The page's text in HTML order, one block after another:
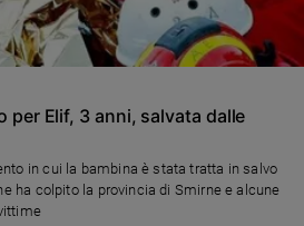
per Elif, 3 anni, salvata dalle
in cui la bambina è stata tratta in salvo
ha colpito la provincia di Smirne e alcune